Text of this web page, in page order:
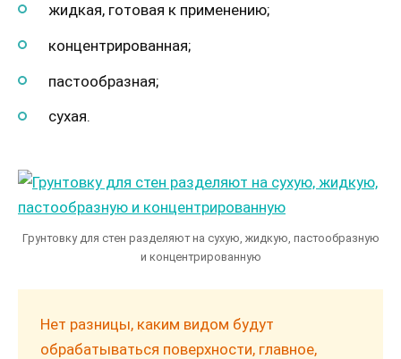
жидкая, готовая к применению;
концентрированная;
пастообразная;
сухая.
Грунтовку для стен разделяют на сухую, жидкую, пастообразную
и концентрированную
Нет разницы, каким видом будут
обрабатываться поверхности, главное,